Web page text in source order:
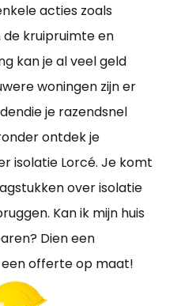
acties zoals
kruipruimte en
kan je al veel geld
woningen zijn er
je razendsnel
ontdek je
isolatie Lorcé. Je komt
over isolatie
Kan ik mijn huis
Dien een
offerte op maat!